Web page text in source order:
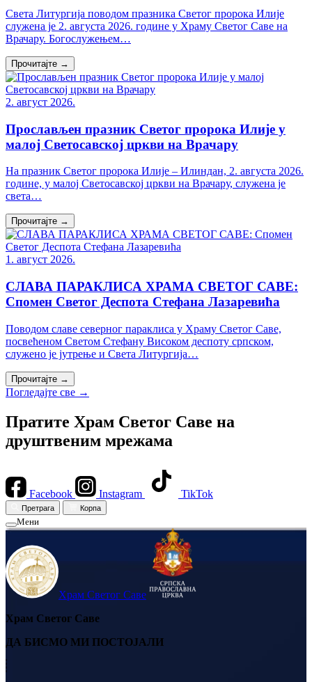
Света Литургија поводом празника Светог пророка Илије
служена је 2. августа 2026. године у Храму Светог Саве на
Врачару. Богослужењем…
Прочитајте →
2. август 2026.
Прослављен празник Светог пророка Илије у
малој Светосавској цркви на Врачару
На празник Светог пророка Илије – Илиндан, 2. августа 2026.
године, у малој Светосавској цркви на Врачару, служена је
света…
Прочитајте →
1. август 2026.
СЛАВА ПАРАКЛИСА ХРАМА СВЕТОГ САВЕ:
Спомен Светог Деспота Стефана Лазаревића
Поводом славе северног параклиса у Храму Светог Саве,
посвећеном Светом Стефану Високом деспоту српском,
служено је јутрење и Света Литургија…
Прочитајте →
Погледајте све →
Пратите Храм Светог Саве на
друштвеним мрежама
Facebook Instagram TikTok
Претрага Корпа
Мени
Храм Светог Саве
Храм Светог Саве
ДА БИСМО МИ ПОСТОЈАЛИ